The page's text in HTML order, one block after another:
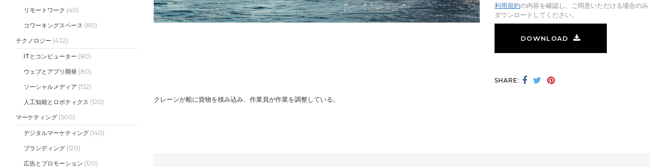
リモートワーク (40)
コワーキングスペース (80)
テクノロジー (432)
ITとコンピューター (80)
ウェブとアプリ開発 (80)
ソーシャルメディア (152)
人工知能とロボティクス (120)
マーケティング (500)
デジタルマーケティング (140)
ブランディング (120)
広告とプロモーション (120)
利用規約の内容を確認し、ご同意いただける場合のみ
ダウンロードしてください。
DOWNLOAD
SHARE:
クレーンが船に貨物を積み込み、作業員が作業を調整している。